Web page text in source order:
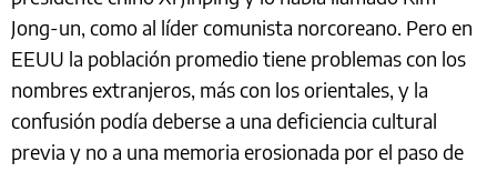
Jong-un, como al líder comunista norcoreano. Pero en
EEUU la población promedio tiene problemas con los
nombres extranjeros, más con los orientales, y la
confusión podía deberse a una deficiencia cultural
previa y no a una memoria erosionada por el paso de